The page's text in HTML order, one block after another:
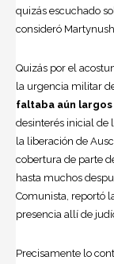
quizás escuchado
consideró
Quizás por el
la urgencia militar
faltaba aún
desinterés inicial de
la liberación de
cobertura de parte
hasta muchos
Comunista, reportó
presencia allí de
Precisamente lo